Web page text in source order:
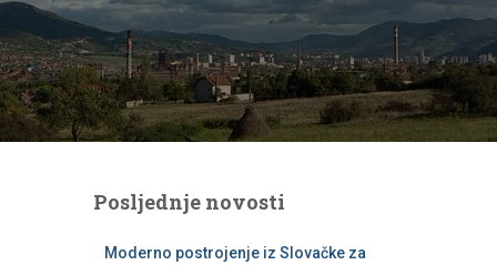
Posljednje novosti
Moderno postrojenje iz Slovačke za